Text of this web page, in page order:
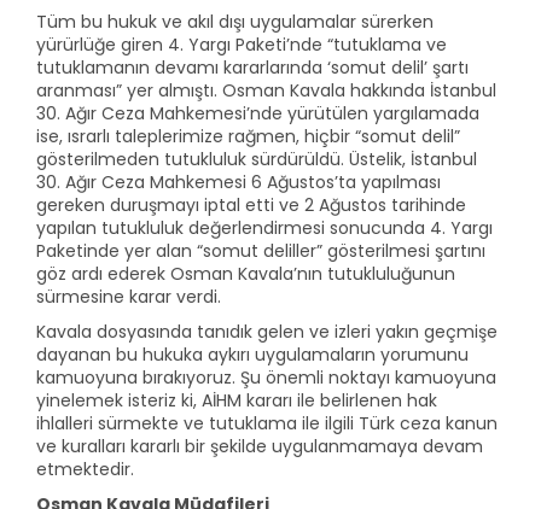
Tüm bu hukuk ve akıl dışı uygulamalar sürerken
yürürlüğe giren 4. Yargı Paketi’nde “tutuklama ve
tutuklamanın devamı kararlarında ‘somut delil’ şartı
aranması” yer almıştı. Osman Kavala hakkında İstanbul
30. Ağır Ceza Mahkemesi’nde yürütülen yargılamada
ise, ısrarlı taleplerimize rağmen, hiçbir “somut delil”
gösterilmeden tutukluluk sürdürüldü. Üstelik, İstanbul
30. Ağır Ceza Mahkemesi 6 Ağustos’ta yapılması
gereken duruşmayı iptal etti ve 2 Ağustos tarihinde
yapılan tutukluluk değerlendirmesi sonucunda 4. Yargı
Paketinde yer alan “somut deliller” gösterilmesi şartını
göz ardı ederek Osman Kavala’nın tutukluluğunun
sürmesine karar verdi.
Kavala dosyasında tanıdık gelen ve izleri yakın geçmişe
dayanan bu hukuka aykırı uygulamaların yorumunu
kamuoyuna bırakıyoruz. Şu önemli noktayı kamuoyuna
yinelemek isteriz ki, AİHM kararı ile belirlenen hak
ihlalleri sürmekte ve tutuklama ile ilgili Türk ceza kanun
ve kuralları kararlı bir şekilde uygulanmamaya devam
etmektedir.
Osman Kavala Müdafileri